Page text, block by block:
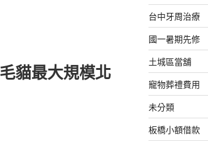
貓最大規模北
台中牙周治療
國一暑期先修
土城區當舖
寵物葬禮費用
未分類
板橋小額借款